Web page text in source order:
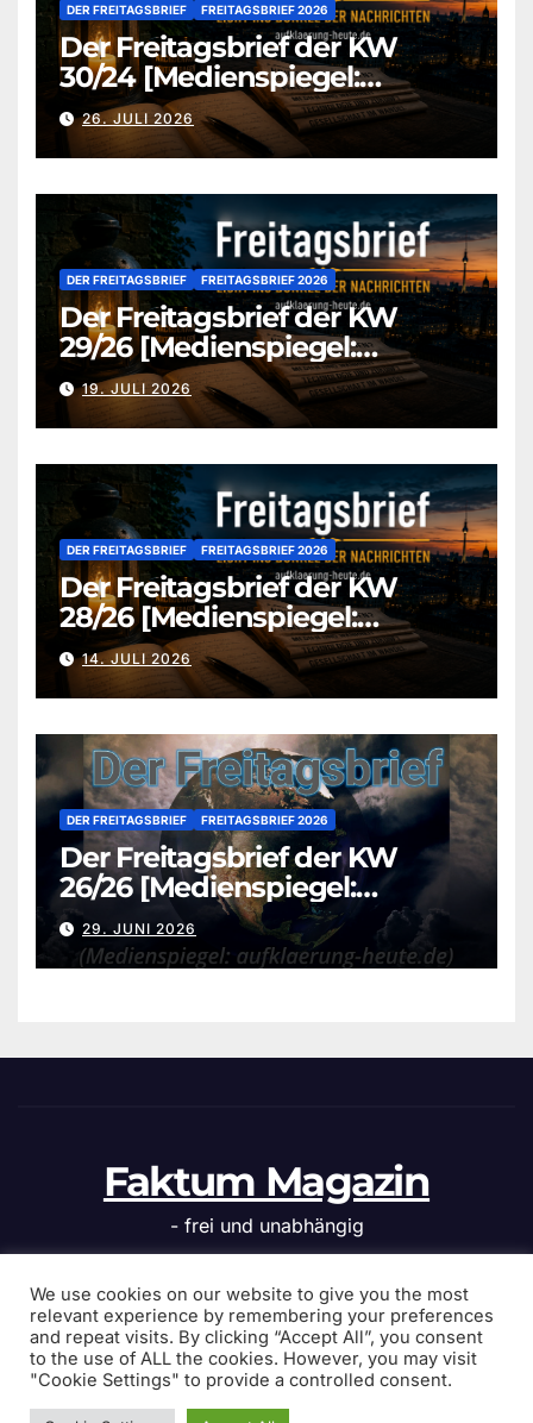
DER FREITAGSBRIEF FREITAGSBRIEF 2026
Der Freitagsbrief der KW
30/24 [Medienspiegel:
aufklaerung-heute-de]
26. JULI 2026
DER FREITAGSBRIEF FREITAGSBRIEF 2026
Der Freitagsbrief der KW
29/26 [Medienspiegel:
aufklaerung-heute.de]
19. JULI 2026
DER FREITAGSBRIEF FREITAGSBRIEF 2026
Der Freitagsbrief der KW
28/26 [Medienspiegel:
aufklaerung-heute.de]
14. JULI 2026
DER FREITAGSBRIEF FREITAGSBRIEF 2026
Der Freitagsbrief der KW
26/26 [Medienspiegel:
aufklaerung-heute.de]
29. JUNI 2026
Faktum Magazin
- frei und unabhängig
Stolz präsentiert von WordPress|Theme: News Click von
Themeansar
We use cookies on our website to give you the most
relevant experience by remembering your preferences
and repeat visits. By clicking “Accept All”, you consent
to the use of ALL the cookies. However, you may visit
"Cookie Settings" to provide a controlled consent.